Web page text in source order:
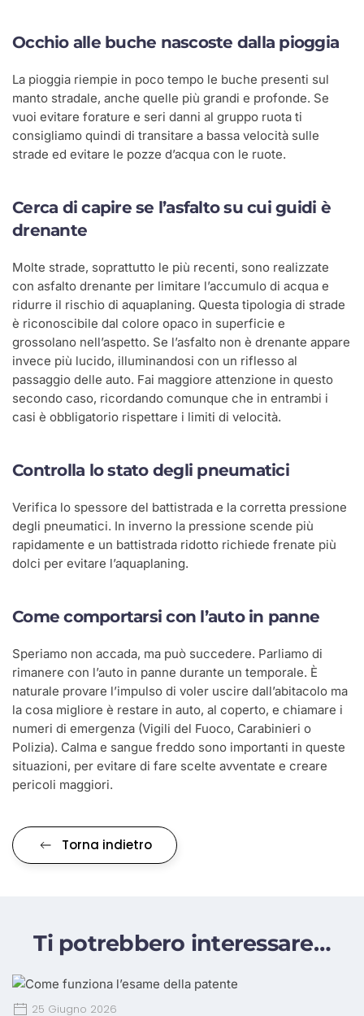
Occhio alle buche nascoste dalla pioggia
La pioggia riempie in poco tempo le buche presenti sul
manto stradale, anche quelle più grandi e profonde. Se
vuoi evitare forature e seri danni al gruppo ruota ti
consigliamo quindi di transitare a bassa velocità sulle
strade ed evitare le pozze d’acqua con le ruote.
Cerca di capire se l’asfalto su cui guidi è
drenante
Molte strade, soprattutto le più recenti, sono realizzate
con asfalto drenante per limitare l’accumulo di acqua e
ridurre il rischio di aquaplaning. Questa tipologia di strade
è riconoscibile dal colore opaco in superficie e
grossolano nell’aspetto. Se l’asfalto non è drenante appare
invece più lucido, illuminandosi con un riflesso al
passaggio delle auto. Fai maggiore attenzione in questo
secondo caso, ricordando comunque che in entrambi i
casi è obbligatorio rispettare i limiti di velocità.
Controlla lo stato degli pneumatici
Verifica lo spessore del battistrada e la corretta pressione
degli pneumatici. In inverno la pressione scende più
rapidamente e un battistrada ridotto richiede frenate più
dolci per evitare l’aquaplaning.
Come comportarsi con l’auto in panne
Speriamo non accada, ma può succedere. Parliamo di
rimanere con l’auto in panne durante un temporale. È
naturale provare l’impulso di voler uscire dall’abitacolo ma
la cosa migliore è restare in auto, al coperto, e chiamare i
numeri di emergenza (Vigili del Fuoco, Carabinieri o
Polizia). Calma e sangue freddo sono importanti in queste
situazioni, per evitare di fare scelte avventate e creare
pericoli maggiori.
Torna indietro
Ti potrebbero interessare…
25 Giugno 2026